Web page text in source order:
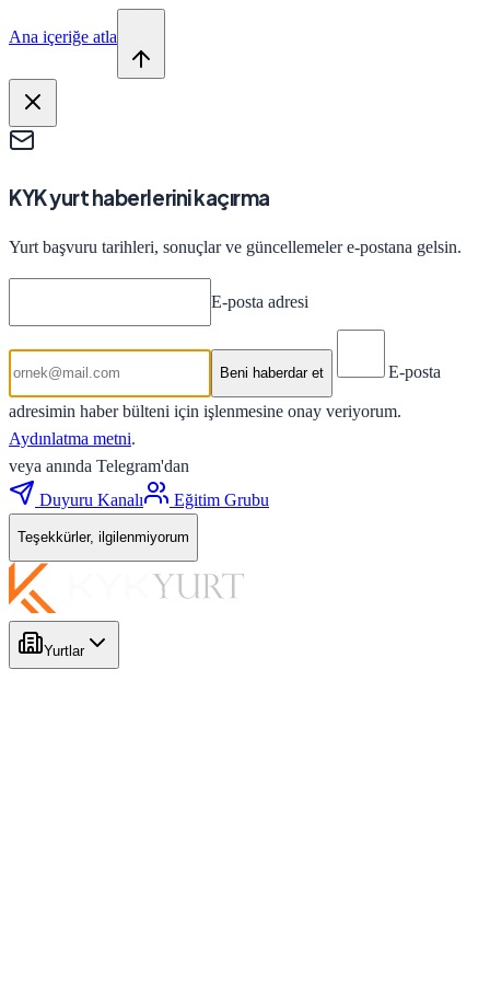
Ana içeriğe atla
KYK yurt haberlerini kaçırma
Yurt başvuru tarihleri, sonuçlar ve güncellemeler e-postana gelsin.
E-posta adresi
Beni haberdar et E-posta
adresimin haber bülteni için işlenmesine onay veriyorum.
Aydınlatma metni.
veya anında Telegram'dan
Duyuru Kanalı
Eğitim Grubu
Teşekkürler, ilgilenmiyorum
Yurtlar